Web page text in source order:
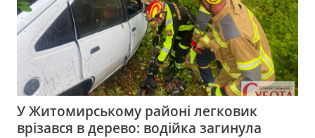
У Житомирському районі легковик
врізався в дерево: водійка загинула